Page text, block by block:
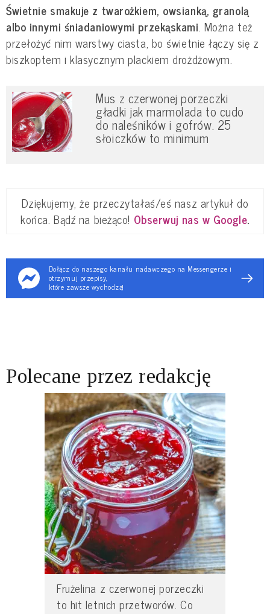
Świetnie smakuje z twarożkiem, owsianką, granolą
albo innymi śniadaniowymi przekąskami. Można też
przełożyć nim warstwy ciasta, bo świetnie łączy się z
biszkoptem i klasycznym plackiem drożdżowym.
Mus z czerwonej porzeczki
gładki jak marmolada to cudo
do naleśników i gofrów. 25
słoiczków to minimum
Dziękujemy, że przeczytałaś/eś nasz artykuł do
końca. Bądź na bieżąco! Obserwuj nas w Google.
Dołącz do naszego kanału nadawczego na Messengerze i
otrzymuj przepisy,
które zawsze wychodzą!
Polecane przez redakcję
Frużelina z czerwonej porzeczki
to hit letnich przetworów. Co